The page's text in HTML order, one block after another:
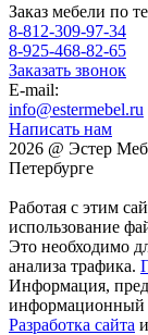
Заказ мебели по
8-812-309-97-34
8-925-468-82-65
Заказать звонок
E-mail:
info@estermebel.ru
Написать нам
2026 @ Эстер
Петербурге
Работая с этим
использование
Это необходимо
анализа трафика.
Информация,
информационный
Разработка сайта и